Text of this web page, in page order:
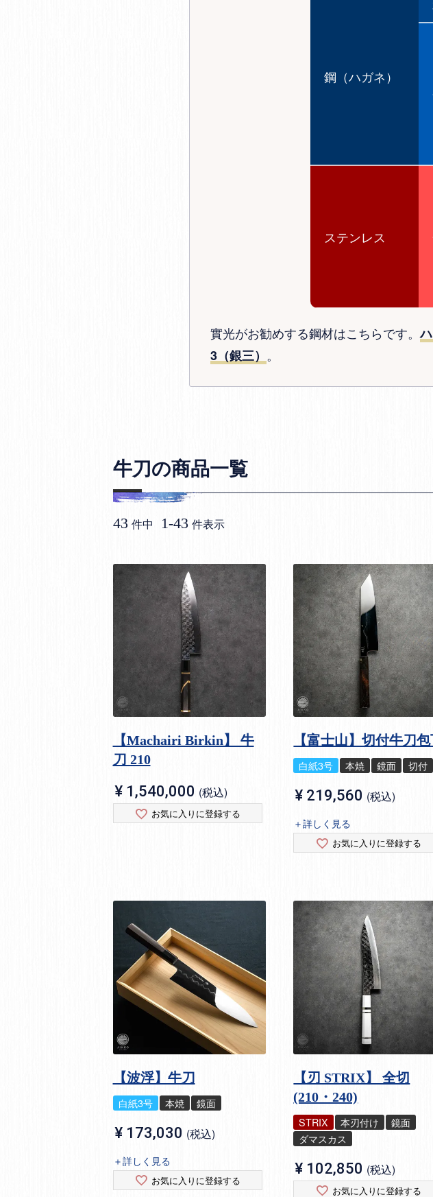
鋼（ハガネ）
ステンレス
實光がお勧めする鋼材はこちらです。
3（銀三） 。
牛刀の商品一覧
43 件中 1-43 件表示
【Machairi Birkin】 牛
刀 210
¥ 1,540,000 税込
お気に入りに登録する
【富士山】切付牛刀
白紙3号 本焼 鏡面 切付
¥ 219,560 税込
＋詳しく見る
お気に入りに登録する
【波浮】牛刀
白紙3号 本焼 鏡面
¥ 173,030 税込
＋詳しく見る
お気に入りに登録する
【刃 STRIX】 全切
(210・240)
STRIX 本刃付け
鏡面
ダマスカス
¥ 102,850 税込
お気に入りに登録する